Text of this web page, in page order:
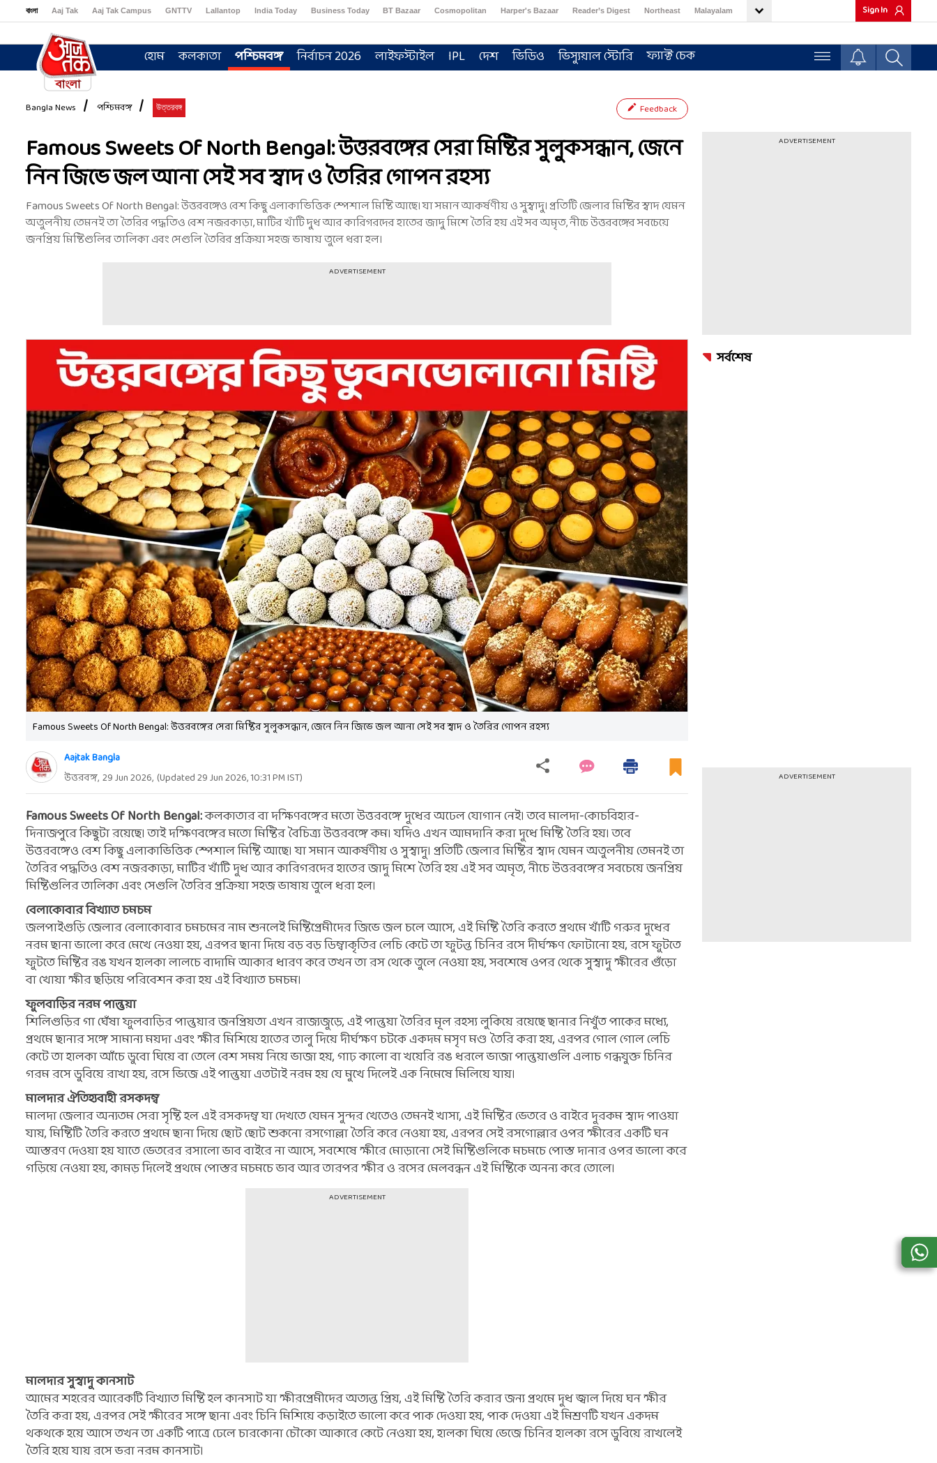
বাংলা Aaj Tak Aaj Tak Campus GNTTV Lallantop India Today Business Today BT Bazaar Cosmopolitan Harper's Bazaar Reader’s Digest Northeast Malayalam Sign In
হোম কলকাতা পশ্চিমবঙ্গ নির্বাচন 2026 লাইফস্টাইল IPL দেশ ভিডিও ভিস্যুয়াল স্টোরি ফ্যাক্ট চেক
Bangla News পশ্চিমবঙ্গ উত্তরবঙ্গ Feedback
Famous Sweets Of North Bengal: উত্তরবঙ্গের সেরা মিষ্টির সুলুকসন্ধান, জেনে
নিন জিভে জল আনা সেই সব স্বাদ ও তৈরির গোপন রহস্য
Famous Sweets Of North Bengal: উত্তরবঙ্গেও বেশ কিছু এলাকাভিত্তিক স্পেশাল মিষ্টি আছে। যা সমান আকর্ষণীয় ও সুস্বাদু। প্রতিটি জেলার মিষ্টির স্বাদ যেমন
অতুলনীয় তেমনই তা তৈরির পদ্ধতিও বেশ নজরকাড়া, মাটির খাঁটি দুধ আর কারিগরদের হাতের জাদু মিশে তৈরি হয় এই সব অমৃত, নীচে উত্তরবঙ্গের সবচেয়ে
জনপ্রিয় মিষ্টিগুলির তালিকা এবং সেগুলি তৈরির প্রক্রিয়া সহজ ভাষায় তুলে ধরা হল।
ADVERTISEMENT
Famous Sweets Of North Bengal: উত্তরবঙ্গের সেরা মিষ্টির সুলুকসন্ধান, জেনে নিন জিভে জল আনা সেই সব স্বাদ ও তৈরির গোপন রহস্য
Aajtak Bangla
উত্তরবঙ্গ, 29 Jun 2026, (Updated29 Jun 2026, 10:31 PMIST)
Famous Sweets Of North Bengal:কলকাতার বা দক্ষিণবঙ্গের মতোউত্তরবঙ্গে দুধের অঢেল যোগান নেই। তবে মালদা-কোচবিহার-
দিনাজপুরে কিছুটা রয়েছে। তাই দক্ষিণবঙ্গের মতো মিষ্টির বৈচিত্র্য উত্তরবঙ্গে কম। যদিও এখন আমদানি করা দুধে মিষ্টি তৈরি হয়। তবে
উত্তরবঙ্গেও বেশ কিছু এলাকাভিত্তিক স্পেশাল মিষ্টি আছে। যা সমান আকর্ষণীয় ও সুস্বাদু। প্রতিটি জেলার মিষ্টির স্বাদ যেমন অতুলনীয় তেমনই তা
তৈরির পদ্ধতিও বেশ নজরকাড়া, মাটির খাঁটি দুধ আর কারিগরদের হাতের জাদু মিশে তৈরি হয় এই সব অমৃত, নীচে উত্তরবঙ্গের সবচেয়ে জনপ্রিয়
মিষ্টিগুলির তালিকা এবং সেগুলি তৈরির প্রক্রিয়া সহজ ভাষায় তুলে ধরা হল।
বেলাকোবার বিখ্যাত চমচম
জলপাইগুড়ি জেলার বেলাকোবার চমচমের নাম শুনলেই মিষ্টিপ্রেমীদের জিভে জল চলে আসে, এই মিষ্টি তৈরি করতে প্রথমে খাঁটি গরুর দুধের
নরম ছানা ভালো করে মেখে নেওয়া হয়, এরপর ছানা দিয়ে বড় বড় ডিম্বাকৃতির লেচি কেটে তা ফুটন্ত চিনির রসে দীর্ঘক্ষণ ফোটানো হয়, রসে ফুটতে
ফুটতে মিষ্টির রঙ যখন হালকা লালচে বাদামি আকার ধারণ করে তখন তা রস থেকে তুলে নেওয়া হয়, সবশেষে ওপর থেকে সুস্বাদু ক্ষীরের গুঁড়ো
বা খোয়া ক্ষীর ছড়িয়ে পরিবেশন করা হয় এই বিখ্যাত চমচম।
ফুলবাড়ির নরম পান্তুয়া
শিলিগুড়ির গা ঘেঁষা ফুলবাড়ির পান্তুয়ার জনপ্রিয়তা এখন রাজ্যজুড়ে, এই পান্তুয়া তৈরির মূল রহস্য লুকিয়ে রয়েছে ছানার নিখুঁত পাকের মধ্যে,
প্রথমে ছানার সঙ্গে সামান্য ময়দা এবং ক্ষীর মিশিয়ে হাতের তালু দিয়ে দীর্ঘক্ষণ চটকে একদম মসৃণ মণ্ড তৈরি করা হয়, এরপর গোল গোল লেচি
কেটে তা হালকা আঁচে ডুবো ঘিয়ে বা তেলে বেশ সময় নিয়ে ভাজা হয়, গাঢ় কালো বা খয়েরি রঙ ধরলে ভাজা পান্তুয়াগুলি এলাচ গন্ধযুক্ত চিনির
গরম রসে ডুবিয়ে রাখা হয়, রসে ভিজে এই পান্তুয়া এতটাই নরম হয় যে মুখে দিলেই এক নিমেষে মিলিয়ে যায়।
মালদার ঐতিহ্যবাহী রসকদম্ব
মালদা জেলার অন্যতম সেরা সৃষ্টি হল এই রসকদম্ব যা দেখতে যেমন সুন্দর খেতেও তেমনই খাসা, এই মিষ্টির ভেতরে ও বাইরে দুরকম স্বাদ পাওয়া
যায়, মিষ্টিটি তৈরি করতে প্রথমে ছানা দিয়ে ছোট ছোট শুকনো রসগোল্লা তৈরি করে নেওয়া হয়, এরপর সেই রসগোল্লার ওপর ক্ষীরের একটি ঘন
আস্তরণ দেওয়া হয় যাতে ভেতরের রসালো ভাব বাইরে না আসে, সবশেষে ক্ষীরে মোড়ানো সেই মিষ্টিগুলিকে মচমচে পোস্ত দানার ওপর ভালো করে
গড়িয়ে নেওয়া হয়, কামড় দিলেই প্রথমে পোস্তর মচমচে ভাব আর তারপর ক্ষীর ও রসের মেলবন্ধন এই মিষ্টিকে অনন্য করে তোলে।
ADVERTISEMENT
মালদার সুস্বাদু কানসাট
আমের শহরের আরেকটি বিখ্যাত মিষ্টি হল কানসাট যা ক্ষীরপ্রেমীদের অত্যন্ত প্রিয়, এই মিষ্টি তৈরি করার জন্য প্রথমে দুধ জ্বাল দিয়ে ঘন ক্ষীর
তৈরি করা হয়, এরপর সেই ক্ষীরের সঙ্গে ছানা এবং চিনি মিশিয়ে কড়াইতে ভালো করে পাক দেওয়া হয়, পাক দেওয়া এই মিশ্রণটি যখন একদম
থকথকে হয়ে আসে তখন তা একটি পাত্রে ঢেলে চারকোনা চৌকো আকারে কেটে নেওয়া হয়, হালকা ঘিয়ে ভেজে চিনির হালকা রসে ডুবিয়ে রাখলেই
তৈরি হয়ে যায় রসে ভরা নরম কানসাট।
ADVERTISEMENT
সর্বশেষ
ADVERTISEMENT